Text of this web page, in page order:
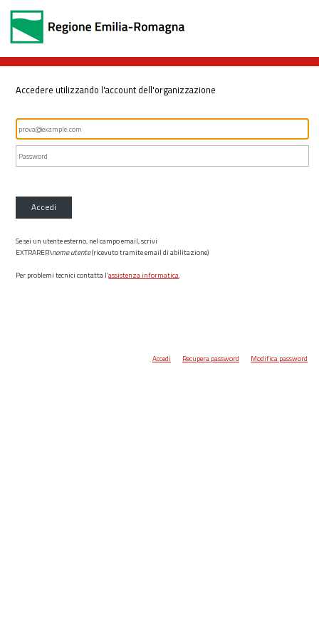
Accedere utilizzando l'account dell'organizzazione
Accedi
Se sei un utente esterno, nel campo email, scrivi
EXTRARER\nome utente(ricevuto tramite email di abilitazione)
Per problemi tecnici contatta l’assistenza informatica.
Accedi Recupera password Modifica password